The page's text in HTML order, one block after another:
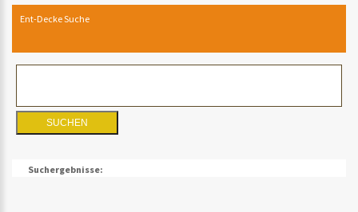
Ent-Decke Suche
Suchergebnisse: